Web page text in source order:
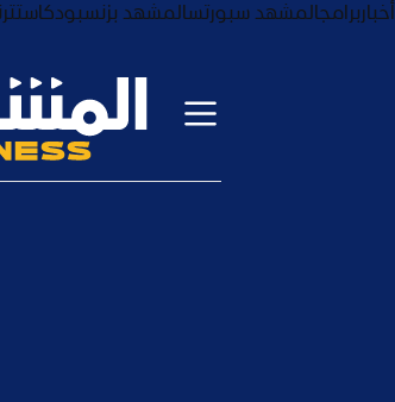
أخبار برامجالمشهد سبورتسالمشهد بزنسبودكاست